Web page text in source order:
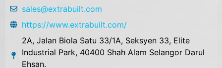
sales@extrabuilt.com
https://www.extrabuilt.com/
2A, Jalan Biola Satu 33/1A, Seksyen 33, Elite
Industrial Park, 40400 Shah Alam Selangor Darul
Ehsan.